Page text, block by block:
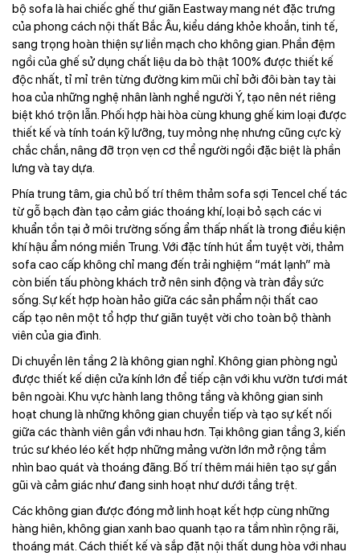
bộ sofa là hai chiếc ghế thư giãn Eastway mang nét đặc trưng
của phong cách nội thất Bắc Âu, kiểu dáng khỏe khoắn, tinh tế,
sang trọng hoàn thiện sự liền mạch cho không gian. Phần đệm
ngồi của ghế sử dụng chất liệu da bò thật 100% được thiết kế
độc nhất, tỉ mỉ trên từng đường kim mũi chỉ bởi đôi bàn tay tài
hoa của những nghệ nhân lành nghề người Ý, tạo nên nét riêng
biệt khó trộn lẫn. Phối hợp hài hòa cùng khung ghế kim loại được
thiết kế và tính toán kỹ lưỡng, tuy mỏng nhẹ nhưng cũng cực kỳ
chắc chắn, nâng đỡ trọn vẹn cơ thể người ngồi đặc biệt là phần
lưng và tay dựa.
Phía trung tâm, gia chủ bố trí thêm thảm sofa sợi Tencel chế tác
từ gỗ bạch đàn tạo cảm giác thoáng khí, loại bỏ sạch các vi
khuẩn tồn tại ở môi trường sống ẩm thấp nhất là trong điều kiện
khí hậu ẩm nóng miền Trung. Với đặc tính hút ẩm tuyệt vời, thảm
sofa cao cấp không chỉ mang đến trải nghiệm “mát lạnh” mà
còn biến tấu phòng khách trở nên sinh động và tràn đầy sức
sống. Sự kết hợp hoàn hảo giữa các sản phẩm nội thất cao
cấp tạo nên một tổ hợp thư giãn tuyệt vời cho toàn bộ thành
viên của gia đình.
Di chuyển lên tầng 2 là không gian nghỉ. Không gian phòng ngủ
được thiết kế diện cửa kính lớn để tiếp cận với khu vườn tươi mát
bên ngoài. Khu vực hành lang thông tầng và không gian sinh
hoạt chung là những không gian chuyển tiếp và tạo sự kết nối
giữa các thành viên gần với nhau hơn. Tại không gian tầng 3, kiến
trúc sư khéo léo kết hợp những mảng vườn lớn mở rộng tầm
nhìn bao quát và thoáng đãng. Bố trí thêm mái hiên tạo sự gần
gũi và cảm giác như đang sinh hoạt như dưới tầng trệt.
Các không gian được đóng mở linh hoạt kết hợp cùng những
hàng hiên, không gian xanh bao quanh tạo ra tầm nhìn rộng rãi,
thoáng mát. Cách thiết kế và sắp đặt nội thất dung hòa với nhau